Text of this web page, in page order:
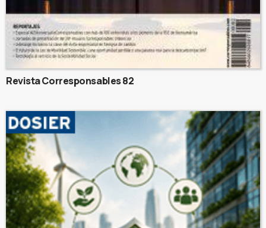
Revista Corresponsables 82